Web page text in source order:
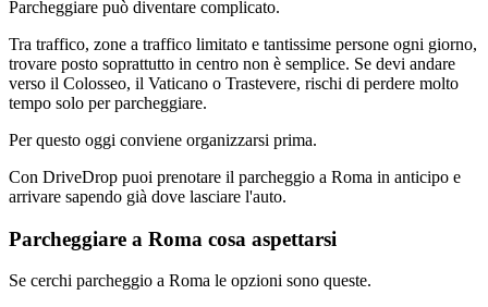
Parcheggiare può diventare complicato.
Tra traffico, zone a traffico limitato e tantissime persone ogni giorno,
trovare posto soprattutto in centro non è semplice. Se devi andare
verso il Colosseo, il Vaticano o Trastevere, rischi di perdere molto
tempo solo per parcheggiare.
Per questo oggi conviene organizzarsi prima.
Con DriveDrop puoi prenotare il parcheggio a Roma in anticipo e
arrivare sapendo già dove lasciare l'auto.
Parcheggiare a Roma cosa aspettarsi
Se cerchi parcheggio a Roma le opzioni sono queste.